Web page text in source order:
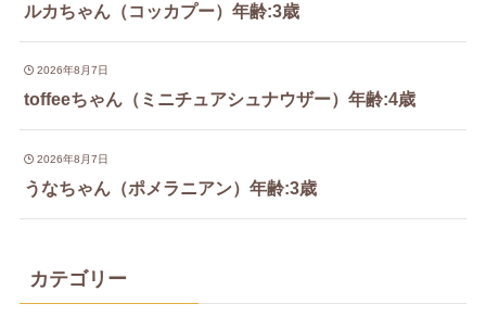
ルカちゃん（コッカプー）年齢:3歳
2026年8月7日
toffeeちゃん（ミニチュアシュナウザー）年齢:4歳
2026年8月7日
うなちゃん（ポメラニアン）年齢:3歳
カテゴリー